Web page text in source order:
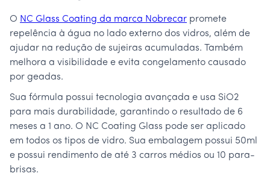
O NC Glass Coating da marca Nobrecar promete
repelência à água no lado externo dos vidros, além de
ajudar na redução de sujeiras acumuladas. Também
melhora a visibilidade e evita congelamento causado
por geadas.
Sua fórmula possui tecnologia avançada e usa SiO2
para mais durabilidade, garantindo o resultado de 6
meses a 1 ano. O NC Coating Glass pode ser aplicado
em todos os tipos de vidro. Sua embalagem possui 50ml
e possui rendimento de até 3 carros médios ou 10 para-
brisas.